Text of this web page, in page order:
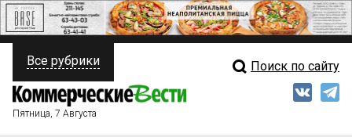
ПОЛИТИКА
ФИНАНСЫ
Свежий выпуск
Все рубрики Поиск по сайту
Пятница, 7 Августа